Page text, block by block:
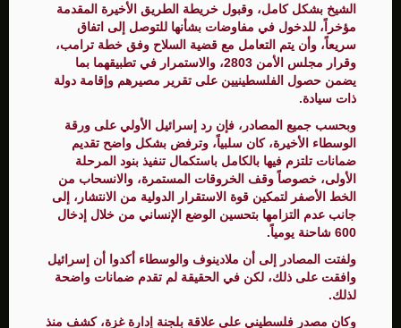
الشيخ بشكل كامل، وقبول خريطة الطريق الأخيرة المقدمة
مؤخراً، للدخول في مفاوضات بشأنها للتوصل إلى اتفاق
سريعاً، وأن يتم التعامل مع قضية السلاح وفق خطة ترامب،
وقرار مجلس الأمن 2803، والاستمرار في تطبيقهما بما
يضمن حصول الفلسطينيين على تقرير مصيرهم وإقامة دولة
ذات سيادة.
وبحسب جميع المصادر، فإن رد إسرائيل الأولي على ورقة
الوسطاء الأخيرة، كان سلبياً، وترفض بشكل واضح تقديم
ضمانات تلتزم فيها بالكامل باستكمال تنفيذ بنود المرحلة
الأولى، خصوصاً وقف الخروقات المستمرة، والانسحاب من
الخط الأصفر لتمكين قوة الاستقرار الدولية من الانتشار، إلى
جانب عدم التزامها بتحسين الوضع الإنساني من خلال إدخال
600 شاحنة يومياً.
ولفتت المصادر إلى أن ملادينوف والوسطاء أكدوا أن إسرائيل
وافقت على ذلك، لكن في الحقيقة لم تقدم ضمانات واضحة
لذلك.
وكان مصدر فلسطيني على علاقة بلجنة إدارة غزة، كشف منذ